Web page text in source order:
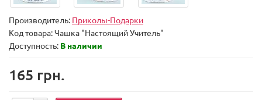
Производитель: Приколы-Подарки
Код товара:Чашка "Настоящий Учитель"
Доступность: В наличии
165 грн.